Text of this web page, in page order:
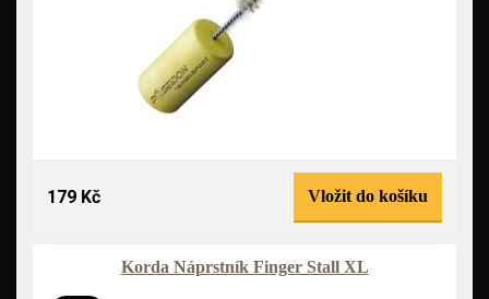
179 Kč Vložit do košíku
Korda Náprstník Finger Stall XL